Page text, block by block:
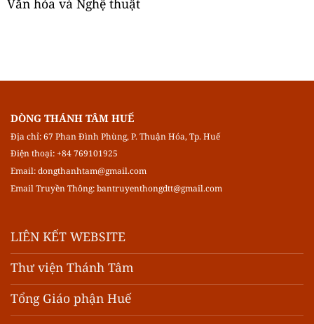
Văn hóa và Nghệ thuật
DÒNG THÁNH TÂM HUẾ
Địa chỉ: 67 Phan Đình Phùng, P. Thuận Hóa, Tp. Huế
Điện thoại: +84 769101925
Email:dongthanhtam@gmail.com
Email Truyền Thông:bantruyenthongdtt@gmail.com
LIÊN KẾT WEBSITE
Thư viện Thánh Tâm
Tổng Giáo phận Huế